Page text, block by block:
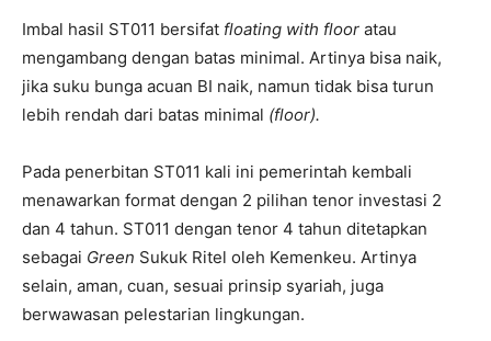
Imbal hasil ST011 bersifat floating with floor atau
mengambang dengan batas minimal. Artinya bisa naik,
jika suku bunga acuan BI naik, namun tidak bisa turun
lebih rendah dari batas minimal (floor).
Pada penerbitan ST011 kali ini pemerintah kembali
menawarkan format dengan 2 pilihan tenor investasi 2
dan 4 tahun. ST011 dengan tenor 4 tahun ditetapkan
sebagai Green Sukuk Ritel oleh Kemenkeu. Artinya
selain, aman, cuan, sesuai prinsip syariah, juga
berwawasan pelestarian lingkungan.